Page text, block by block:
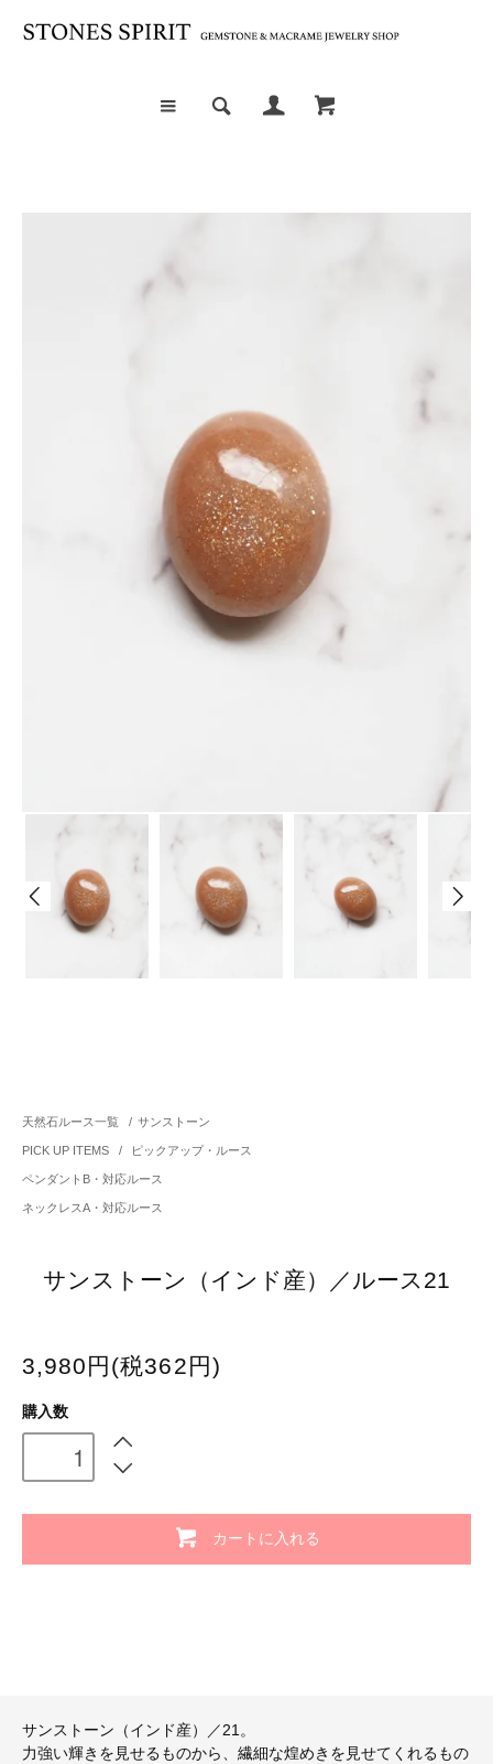
天然石ルース一覧 / サンストーン
PICK UP ITEMS / ピックアップ・ルース
ペンダントB・対応ルース
ネックレスA・対応ルース
サンストーン（インド産）／ルース21
3,980円(税362円)
購入数
カートに入れる
サンストーン（インド産）／21。
力強い輝きを見せるものから、繊細な煌めきを見せてくれるもの